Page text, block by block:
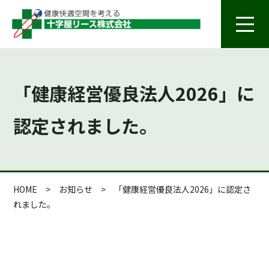
「健康経営優良法人2026」に
認定されました。
HOME > お知らせ >
「健康経営優良法人2026」に認定さ
れました。